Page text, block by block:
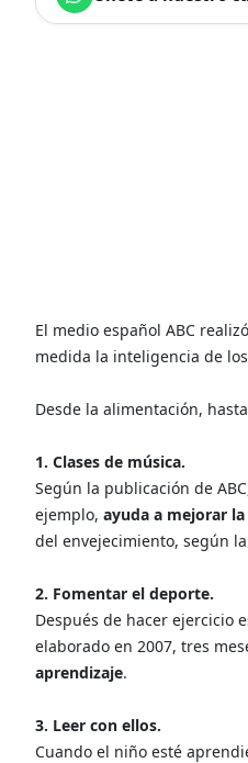
El medio español ABC
medida la inteligencia de
Desde la alimentación,
1. Clases de música.
Según la publicación de
ejemplo, ayuda a mejorar
del envejecimiento, según
2. Fomentar el deporte.
Después de hacer ejercicio
elaborado en 2007, tres
aprendizaje.
3. Leer con ellos.
Cuando el niño esté